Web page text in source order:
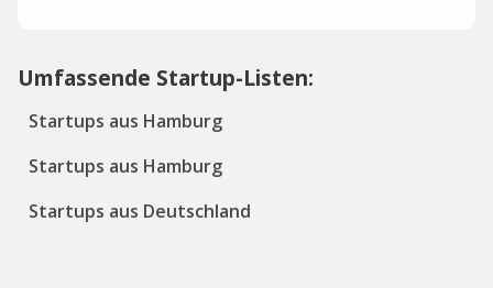
Umfassende Startup-Listen:
Startups aus Hamburg
Startups aus Hamburg
Startups aus Deutschland